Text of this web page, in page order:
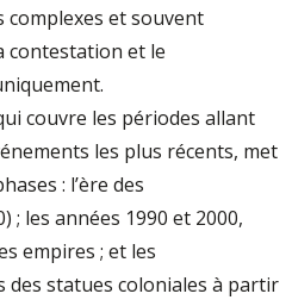
et souvent
contestation et le
couvre les périodes allant
les plus récents, met
: l’ère des
; les années 1990 et 2000,
empires ; et les
statues coloniales à partir